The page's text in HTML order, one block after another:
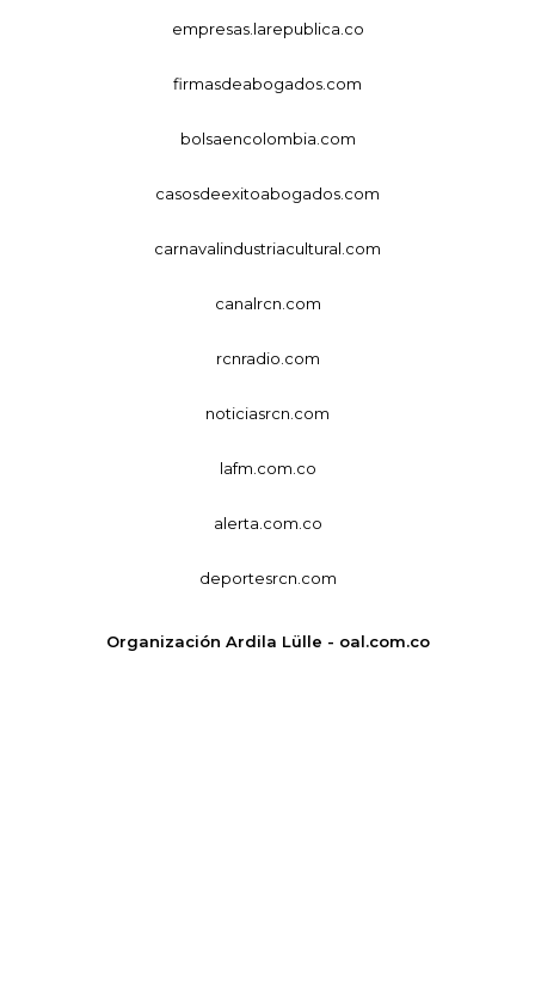
empresas.larepublica.co
firmasdeabogados.com
bolsaencolombia.com
casosdeexitoabogados.com
carnavalindustriacultural.com
canalrcn.com
rcnradio.com
noticiasrcn.com
lafm.com.co
alerta.com.co
deportesrcn.com
Organización Ardila Lülle - oal.com.co